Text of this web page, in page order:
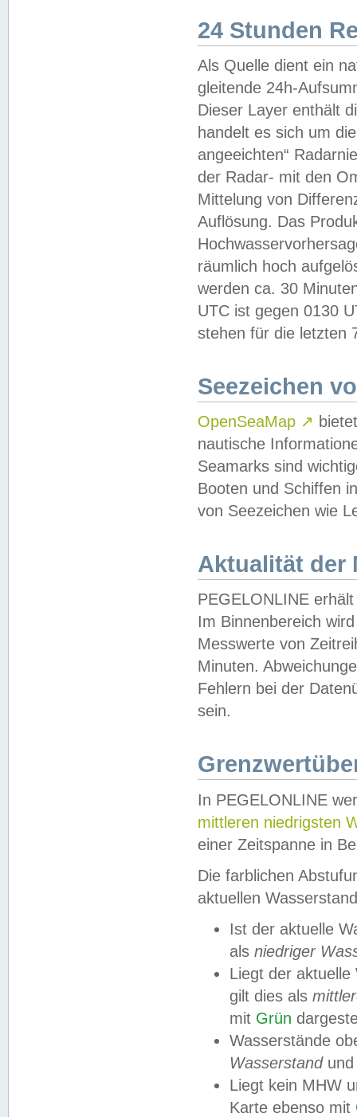
24 Stunden
Als Quelle dient ein
gleitende 24h-
Dieser Layer enthält
handelt es sich um
angeeichten“
der Radar- mit den
Mittelung von
Auflösung. Das
räumlich hoch
werden ca. 30
UTC ist gegen 0130
stehen für die letzten
Seezeichen
OpenSeaMap ↗
nautische
Seamarks sind
Booten und Schiffen
von Seezeichen wie
Aktualität der
PEGELONLINE
Im Binnenbereich
Messwerte von
Minuten.
Fehlern bei der
sein.
In PEGELONLINE
mittleren niedrigsten
einer Zeitspanne in
Die farblichen
aktuellen
Ist der aktuelle
als niedriger
Liegt der
gilt dies als
mit Grün
Wasserstände
Wasserstandund
Liegt kein MHW
Karte ebenso mit